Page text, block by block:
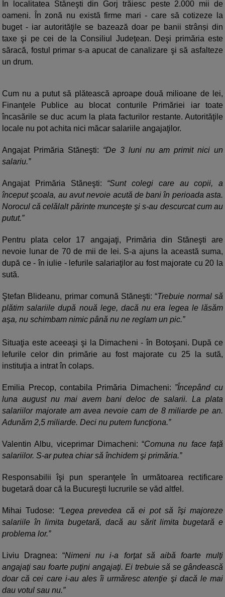
În localitatea Stăneşti din Gorj trăiesc peste 2.000 mii de
oameni. În zonă nu există firme mari - care să cotizeze la
buget - iar autorităţile se bazează doar pe banii strânși din
taxe şi pe cei de la Consiliul Judeţean. Deşi primăria este
săracă, fostul primar s-a apucat de canalizare şi să asfalteze
un drum.
Cum nu a putut să plătească aproape două milioane de lei,
Finanţele Publice au blocat conturile Primăriei iar toate
încasările se duc acum la plata facturilor restante. Autorităţile
locale nu pot achita nici măcar salariile angajaţilor.
Angajat Primăria Stăneşti: “De 3 luni nu am primit nici un
salariu.”
Angajat Primăria Stăneşti: “Sunt colegi care au copii, a
început şcoala, au avut nevoie acută de bani în perioada asta.
Norocul că celălalt părinte munceşte şi s-au descurcat cum au
putut.”
Pentru plata celor 17 angajaţi, Primăria din Stăneşti are
nevoie lunar de 70 de mii de lei. S-a ajuns la această suma,
după ce - în iulie - lefurile salariaţilor au fost majorate cu 20 la
sută.
Ştefan Blideanu, primar comună Stăneşti: “Trebuie normal să
plătim salariile după nouă lege, dacă nu era legea le lăsăm
aşa, nu schimbam nimic până nu ne reglam un pic.”
Situaţia este aceeaşi şi la Dimacheni - în Botoşani. După ce
lefurile celor din primărie au fost majorate cu 25 la sută,
instituţia a intrat în colaps.
Emilia Precop, contabila Primăria Dimacheni: ”Începând cu
luna august nu mai avem bani deloc de salarii. La plata
salariilor majorate am avea nevoie cam de 8 miliarde pe an.
Adunăm 2,5 miliarde. Deci nu putem funcţiona.”
Valentin Albu, viceprimar Dimacheni: “Comuna nu face faţă
salariilor. S-ar putea chiar să închidem şi primăria.”
Responsabilii îşi pun speranţele în următoarea rectificare
bugetară doar că la Bucureşti lucrurile se văd altfel.
Mihai Tudose: “Legea prevedea că ei pot să îşi majoreze
salariile în limita bugetară, dacă au sărit limita bugetară e
problema lor.”
Liviu Dragnea: “Nimeni nu i-a forţat să aibă foarte mulţi
angajaţi sau foarte puţini angajaţi. Ei trebuie să se gândească
doar că cei care i-au ales îi urmăresc atenţie şi dacă le mai
dau votul sau nu.”